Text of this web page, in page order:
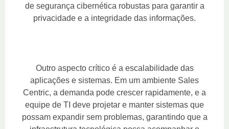
de segurança cibernética robustas para garantir a
privacidade e a integridade das informações.
Outro aspecto crítico é a escalabilidade das
aplicações e sistemas. Em um ambiente Sales
Centric, a demanda pode crescer rapidamente, e a
equipe de TI deve projetar e manter sistemas que
possam expandir sem problemas, garantindo que a